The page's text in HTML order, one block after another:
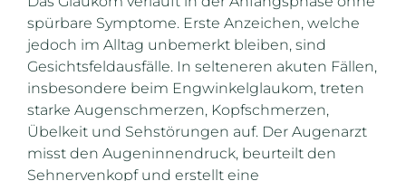
spürbare Symptome. Erste Anzeichen, welche
jedoch im Alltag unbemerkt bleiben, sind
Gesichtsfeldausfälle. In selteneren akuten Fällen,
insbesondere beim Engwinkelglaukom, treten
starke Augenschmerzen, Kopfschmerzen,
Übelkeit und Sehstörungen auf. Der Augenarzt
misst den Augeninnendruck, beurteilt den
Sehnervenkopf und erstellt eine